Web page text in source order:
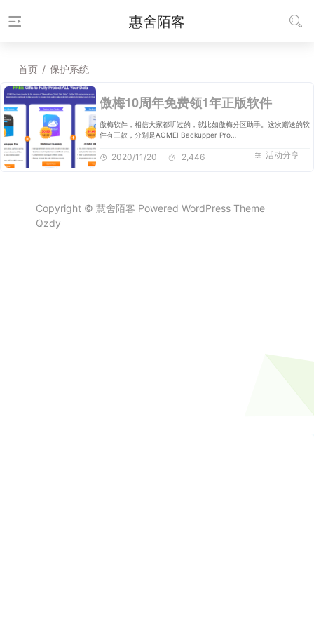
惠舍陌客
首页 / 保护系统
傲梅10周年免费领1年正版软件
傲梅软件，相信大家都听过的，就比如傲梅分区助手。这次赠送的软
件有三款，分别是AOMEI Backupper Pro…
活动分享
2020/11/20 2,446
Copyright © 慧舍陌客 Powered WordPressTheme
Qzdy